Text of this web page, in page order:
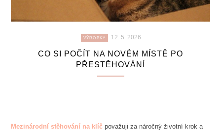
VÝROBKY 12. 5. 2026
CO SI POČÍT NA NOVÉM MÍSTĚ PO
PŘESTĚHOVÁNÍ
Mezinárodní stěhování na klíčpovažuji za náročný životní krok a